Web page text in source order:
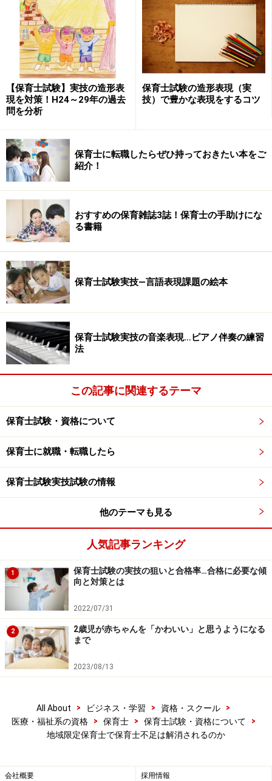
※直リンク不可のため、以下に引用します
■人手確保向け 独自試験
大阪府の松井知事は２０日、現在の国家試験と
は別に、府が独自に試験を行い、合格後は少な
くとも３年間、府内でしか働けない「地域限定
保育士」の導入を目指す考えを明らかにした。
地域を絞って規制緩和を認める「国家戦略特
区」の一環で、保育士の確保が狙い。
この日の府議会健康福祉委員会で、徳村聡議員
（大阪維新の会）の質問に答えた。松井知事は
「待機児童の解消は喫緊の課題だ。条件が整え
ば、早急に実施したい」と述べた。
保育士は国家資格で、試験は年に１回、各都道
府県が同一の日程、同一の試験で実施。合格者
は全国で働ける。府内では毎年約３０００人が
受験し、４００～５００人が合格している。
を行い、合格者は３年間、特区内で勤務すれ
ば、全国で働ける。ただ、府が試験を用意する
の範囲内で賄われている費用に、新たに府の負
担が生じる可能性があるという。まだ制度設計
が定まっておらず、府子育て支援課は「国には
急いでほしい」としている。
地域限定保育士がどのようなものか理解したところで、
次のページではこの資格で保育士不足が解消できるのか
どうか、考えてみます。
※記事内容は執筆時点のものです。最新の内容をご確認くださ
い。
【保育士試験】実技の造形表
現を対策！H24～29年の過去
問を分析
保育士試験の造形表現（実
技）で豊かな表現をするコツ
保育士に転職したらぜひ持っておきたい本をご
紹介！
おすすめの保育雑誌3誌！保育士の手助けにな
る書籍
保育士試験実技―言語表現課題の絵本
保育士試験実技の音楽表現…ピアノ伴奏の練習
法
この記事に関連するテーマ
保育士試験・資格について
保育士に就職・転職したら
保育士試験実技試験の情報
他のテーマも見る
人気記事ランキング
1
保育士試験の実技の狙いと合格率…合格に必要な傾
向と対策とは
2022/07/31
2
2歳児が赤ちゃんを「かわいい」と思うようになる
まで
2023/08/13
All About > ビジネス・学習 > 資格・スクール
>
医療・福祉系の資格
> 保育士 > 保育士試験・資格について
>
地域限定保育士で保育士不足は解消されるのか
会社概要 採用情報